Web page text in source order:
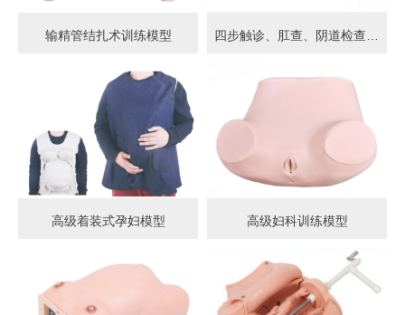
输精管结扎术训练模型 四步触诊、肛查、阴道检查训练模型
高级着装式孕妇模型 高级妇科训练模型